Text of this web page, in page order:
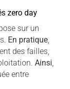
zero day
sur un
En pratique,
des failles,
Ainsi,
entre